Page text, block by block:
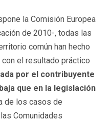
la Comisión Europea
de 2010-, todas las
común han hecho
el resultado práctico
por el contribuyente
que en la legislación
de los casos de
Comunidades